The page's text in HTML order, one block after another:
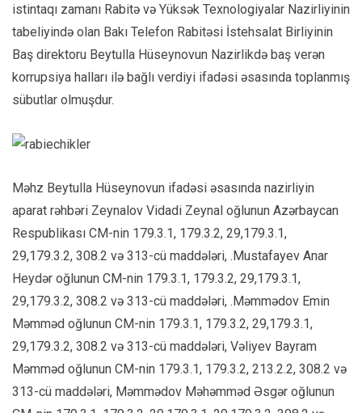
istintaqı zamanı Rabitə və Yüksək Texnologiyalar Nazirliyinin
tabeliyində olan Bakı Telefon Rabitəsi İstehsalat Birliyinin
Baş direktoru Beytulla Hüseynovun Nazirlikdə baş verən
korrupsiya halları ilə bağlı verdiyi ifadəsi əsasında toplanmış
sübutlar olmuşdur.
Məhz Beytulla Hüseynovun ifadəsi əsasında nazirliyin
aparat rəhbəri Zeynalov Vidadi Zeynal oğlunun Azərbaycan
Respublikası CM-nin 179.3.1, 179.3.2, 29,179.3.1,
29,179.3.2, 308.2 və 313-cü maddələri, .Mustafayev Anar
Heydər oğlunun CM-nin 179.3.1, 179.3.2, 29,179.3.1,
29,179.3.2, 308.2 və 313-cü maddələri, .Məmmədov Emin
Məmməd oğlunun CM-nin 179.3.1, 179.3.2, 29,179.3.1,
29,179.3.2, 308.2 və 313-cü maddələri, Vəliyev Bayram
Məmməd oğlunun CM-nin 179.3.1, 179.3.2, 213.2.2, 308.2 və
313-cü maddələri, Məmmədov Məhəmməd Əsgər oğlunun